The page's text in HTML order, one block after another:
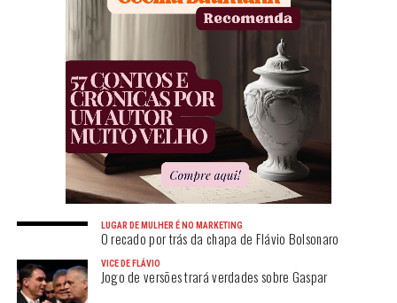
LUGAR DE MULHER É NO MARKETING
O recado por trás da chapa de Flávio Bolsonaro
VICE DE FLÁVIO
Jogo de versões trará verdades sobre Gaspar